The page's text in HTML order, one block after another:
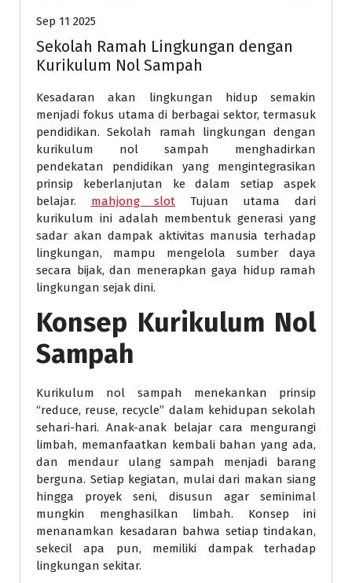
Sep 11 2025
Sekolah Ramah Lingkungan dengan
Kurikulum Nol Sampah
Kesadaran akan lingkungan hidup semakin
menjadi fokus utama di berbagai sektor, termasuk
pendidikan. Sekolah ramah lingkungan dengan
kurikulum nol sampah menghadirkan
pendekatan pendidikan yang mengintegrasikan
prinsip keberlanjutan ke dalam setiap aspek
belajar. mahjong slot Tujuan utama dari
kurikulum ini adalah membentuk generasi yang
sadar akan dampak aktivitas manusia terhadap
lingkungan, mampu mengelola sumber daya
secara bijak, dan menerapkan gaya hidup ramah
lingkungan sejak dini.
Konsep Kurikulum Nol
Sampah
Kurikulum nol sampah menekankan prinsip
“reduce, reuse, recycle” dalam kehidupan sekolah
sehari-hari. Anak-anak belajar cara mengurangi
limbah, memanfaatkan kembali bahan yang ada,
dan mendaur ulang sampah menjadi barang
berguna. Setiap kegiatan, mulai dari makan siang
hingga proyek seni, disusun agar seminimal
mungkin menghasilkan limbah. Konsep ini
menanamkan kesadaran bahwa setiap tindakan,
sekecil apa pun, memiliki dampak terhadap
lingkungan sekitar.